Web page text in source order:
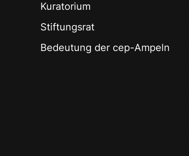
Kuratorium
Stiftungsrat
Bedeutung der cep-Ampeln